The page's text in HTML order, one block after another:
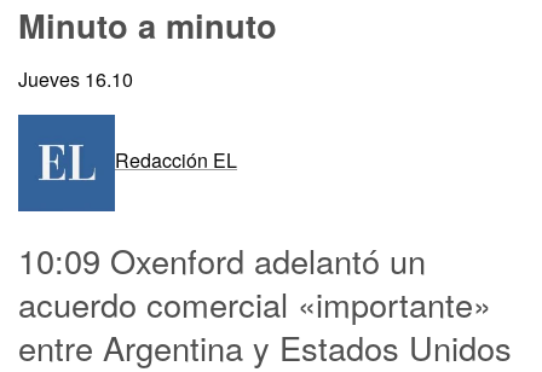
Minuto a minuto
Jueves 16.10
Redacción EL
10:09 Oxenford adelantó un
acuerdo comercial «importante»
entre Argentina y Estados Unidos